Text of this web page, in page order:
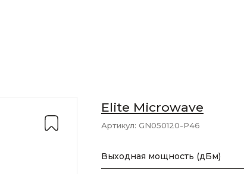
Elite Microwave
Артикул: GN050120-P46
Выходная мощность (дБм)